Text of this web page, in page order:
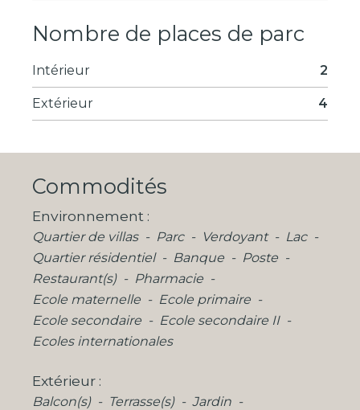
Nombre de places de parc
Intérieur 2
Extérieur 4
Commodités
Environnement
Quartier de villas Parc Verdoyant
Lac
Quartier résidentiel
Banque
Poste
Restaurant(s)
Pharmacie
Ecole maternelle
Ecole primaire
Ecole secondaire
Ecole secondaire II
Ecoles internationales
Extérieur
Balcon(s) Terrasse(s)
Jardin